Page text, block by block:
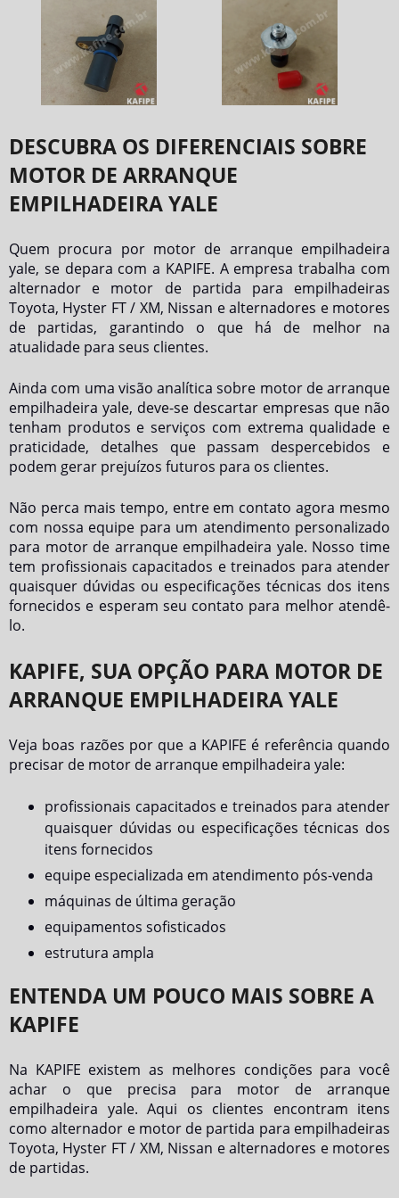
DESCUBRA OS DIFERENCIAIS SOBRE
MOTOR DE ARRANQUE
EMPILHADEIRA YALE
Quem procura por motor de arranque empilhadeira
yale, se depara com a KAPIFE. A empresa trabalha com
alternador e motor de partida para empilhadeiras
Toyota, Hyster FT / XM, Nissan e alternadores e motores
de partidas, garantindo o que há de melhor na
atualidade para seus clientes.
Ainda com uma visão analítica sobre motor de arranque
empilhadeira yale, deve-se descartar empresas que não
tenham produtos e serviços com extrema qualidade e
praticidade, detalhes que passam despercebidos e
podem gerar prejuízos futuros para os clientes.
Não perca mais tempo, entre em contato agora mesmo
com nossa equipe para um atendimento personalizado
para motor de arranque empilhadeira yale. Nosso time
tem profissionais capacitados e treinados para atender
quaisquer dúvidas ou especificações técnicas dos itens
fornecidos e esperam seu contato para melhor atendê-
lo.
KAPIFE, SUA OPÇÃO PARA MOTOR DE
ARRANQUE EMPILHADEIRA YALE
Veja boas razões por que a KAPIFE é referência quando
precisar de motor de arranque empilhadeira yale:
profissionais capacitados e treinados para atender
quaisquer dúvidas ou especificações técnicas dos
itens fornecidos
equipe especializada em atendimento pós-venda
máquinas de última geração
equipamentos sofisticados
estrutura ampla
ENTENDA UM POUCO MAIS SOBRE A
KAPIFE
Na KAPIFE existem as melhores condições para você
achar o que precisa para motor de arranque
empilhadeira yale. Aqui os clientes encontram itens
como alternador e motor de partida para empilhadeiras
Toyota, Hyster FT / XM, Nissan e alternadores e motores
de partidas.